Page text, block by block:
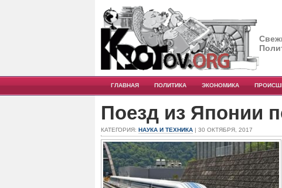
ГЛАВНАЯ ПОЛИТИКА ЭКОНОМИКА
Поезд из Японии
КАТЕГОРИЯ: НАУКА И ТЕХНИКА | 30 ОКТЯБРЯ, 2017